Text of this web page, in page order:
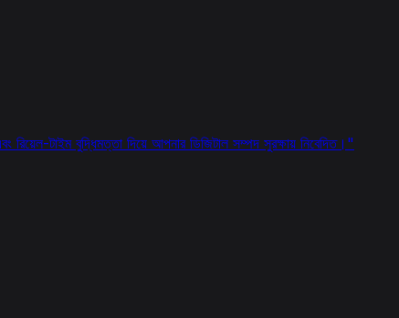
টাইম বুদ্ধিমত্তা দিয়ে আপনার ডিজিটাল সম্পদ সুরক্ষায় নিবেদিত। "